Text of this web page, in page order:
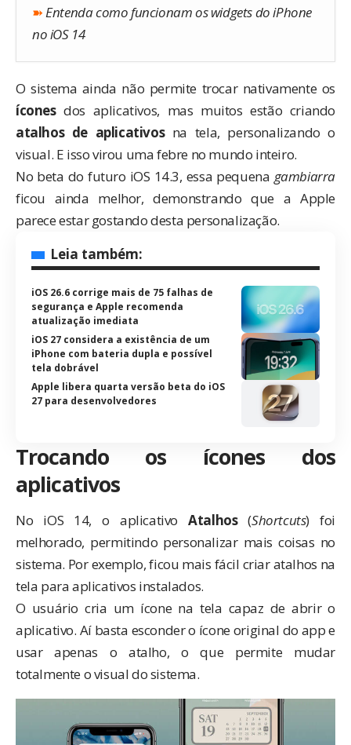
➽Entenda como funcionam os widgets do iPhone
no iOS 14
O sistema ainda não permite trocar nativamente os
íconesdos aplicativos, mas muitos estão criando
atalhos de aplicativosna tela, personalizando o
visual. E isso virou uma febre no mundo inteiro.
No beta do futuro iOS 14.3, essa pequena gambiarra
ficou ainda melhor, demonstrando que a Apple
parece estar gostando desta personalização.
Leia também:
iOS 26.6 corrige mais de 75 falhas de
segurança e Apple recomenda
atualização imediata
iOS 27 considera a existência de um
iPhone com bateria dupla e possível
tela dobrável
Apple libera quarta versão beta do iOS
27 para desenvolvedores
Trocando os ícones dos
aplicativos
No iOS 14, o aplicativoAtalhos(Shortcuts) foi
melhorado, permitindo personalizar mais coisas no
sistema. Por exemplo, ficou mais fácil criar atalhos na
tela para aplicativos instalados.
O usuário cria um ícone na tela capaz de abrir o
aplicativo. Aí basta esconder o ícone original do app e
usar apenas o atalho, o que permite mudar
totalmente o visual do sistema.